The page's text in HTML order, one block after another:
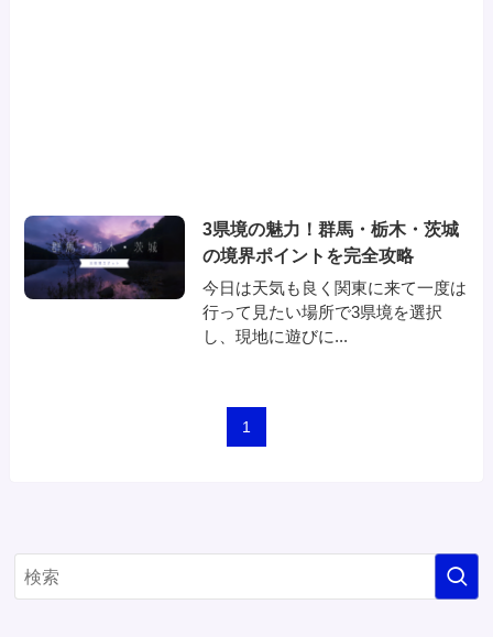
3県境の魅力！群馬・栃木・茨城
の境界ポイントを完全攻略
今日は天気も良く関東に来て一度は
行って見たい場所で3県境を選択
し、現地に遊びに...
1